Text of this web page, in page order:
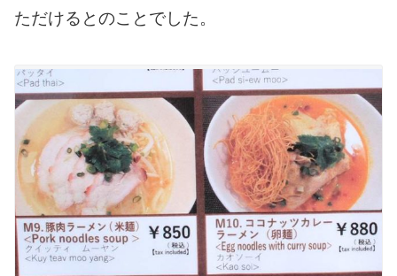
ただけるとのことでした。